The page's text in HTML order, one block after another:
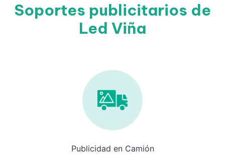
Soportes publicitarios de
Led Viña
Publicidad en Camión